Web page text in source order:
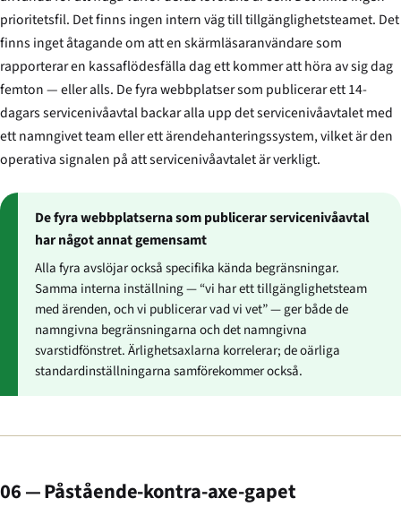
prioritetsfil. Det finns ingen intern väg till tillgänglighetsteamet. Det
finns inget åtagande om att en skärmläsaranvändare som
rapporterar en kassaflödesfälla dag ett kommer att höra av sig dag
femton — eller alls. De fyra webbplatser som publicerar ett 14-
dagars servicenivåavtal backar alla upp det servicenivåavtalet med
ett namngivet team eller ett ärendehanteringssystem, vilket är den
operativa signalen på att servicenivåavtalet är verkligt.
De fyra webbplatserna som publicerar servicenivåavtal
har något annat gemensamt
Alla fyra avslöjar också specifika kända begränsningar.
Samma interna inställning — “vi har ett tillgänglighetsteam
med ärenden, och vi publicerar vad vi vet” — ger både de
namngivna begränsningarna och det namngivna
svarstidfönstret. Ärlighetsaxlarna korrelerar; de oärliga
standardinställningarna samförekommer också.
06 — Påstående-kontra-axe-gapet